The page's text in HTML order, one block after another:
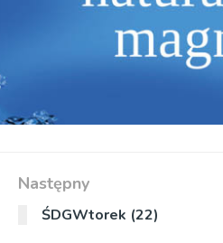
Następny
ŚDGWtorek (22)